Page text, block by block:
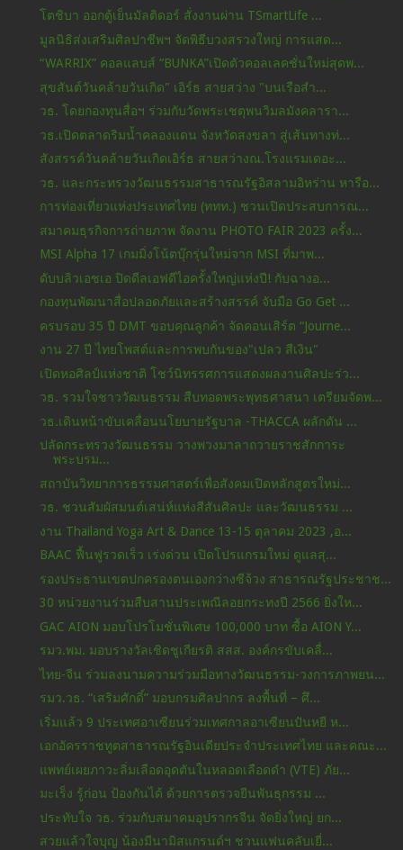
โตชิบา ออกตู้เย็นมัลติดอร์ สั่งงานผ่าน TSmartLife ...
มูลนิธิส่งเสริมศิลปาชีพฯ จัดพิธีบวงสรวงใหญ่ การแสด...
“WARRIX” คอลแลบส์ “BUNKA”เปิดตัวคอลเลคชั่นใหม่สุดพ...
สุขสันต์วันคล้ายวันเกิด" เอิร์ธ สายสว่าง "บนเรือสำ...
วธ. โดยกองทุนสื่อฯ ร่วมกับวัดพระเชตุพนวิมลมังคลารา...
วธ.เปิดตลาดริมน้ำคลองแดน จังหวัดสงขลา สู่เส้นทางท่...
สังสรรค์วันคล้ายวันเกิดเอิร์ธ สายสว่างณ.โรงแรมเดอะ...
วธ. และกระทรวงวัฒนธรรมสาธารณรัฐอิสลามอิหร่าน หารือ...
การท่องเที่ยวแห่งประเทศไทย (ททท.) ชวนเปิดประสบการณ...
สมาคมธุรกิจการถ่ายภาพ จัดงาน PHOTO FAIR 2023 ครั้ง...
MSI Alpha 17 เกมมิ่งโน้ตบุ๊กรุ่นใหม่จาก MSI ที่มาพ...
ดับบลิวเอชเอ ปิดดีลเอฟดีไอครั้งใหญ่แห่งปี! กับฉางอ...
กองทุนพัฒนาสื่อปลอดภัยและสร้างสรรค์ จับมือ Go Get ...
ครบรอบ 35 ปี DMT ขอบคุณลูกค้า จัดคอนเสิร์ต “Journe...
งาน 27 ปี ไทยโพสต์และการพบกันของ"เปลว สีเงิน"
เปิดหอศิลป์แห่งชาติ โชว์นิทรรศการแสดงผลงานศิลปะร่ว...
วธ. รวมใจชาววัฒนธรรม สืบทอดพระพุทธศาสนา เตรียมจัดพ...
วธ.เดินหน้าขับเคลื่อนนโยบายรัฐบาล -THACCA ผลักดัน ...
ปลัดกระทรวงวัฒนธรรม วางพวงมาลาถวายราชสักการะ
พระบรม...
สถาบันวิทยาการธรรมศาสตร์เพื่อสังคมเปิดหลักสูตรใหม่...
วธ. ชวนสัมผัสมนต์เสน่ห์แห่งสีสันศิลปะ และวัฒนธรรม ...
งาน Thailand Yoga Art & Dance 13-15 ตุลาคม 2023 ,อ...
BAAC ฟื้นฟูรวดเร็ว เร่งด่วน เปิดโปรแกรมใหม่ ดูแลสุ...
รองประธานเขตปกครองตนเองกว่างซีจ้วง สาธารณรัฐประชาช...
30 หน่วยงานร่วมสืบสานประเพณีลอยกระทงปี 2566 ยิ่งให...
GAC AION มอบโปรโมชั่นพิเศษ 100,000 บาท ซื้อ AION Y...
รมว.พม. มอบรางวัลเชิดชูเกียรติ สสส. องค์กรขับเคลื่...
ไทย-จีน ร่วมลงนามความร่วมมือทางวัฒนธรรม-วงการภาพยน...
รมว.วธ. “เสริมศักดิ์” มอบกรมศิลปากร ลงพื้นที่ – ศึ...
เริ่มแล้ว 9 ประเทศอาเซียนร่วมเทศกาลอาเซียนปันหยี ห...
เอกอัครราชทูตสาธารณรัฐอินเดียประจำประเทศไทย และคณะ...
แพทย์เผยภาวะลิ่มเลือดอุดตันในหลอดเลือดดำ (VTE) ภัย...
มะเร็ง รู้ก่อน ป้องกันได้ ด้วยการตรวจยีนพันธุกรรม ...
ประทับใจ วธ. ร่วมกับสมาคมอุปรากรจีน จัดยิ่งใหญ่ ยก...
สวยแล้วใจบุญ​ น้องมีนามิสแกรนด์​ฯ​ ชวนแฟน​คลับเยี่...